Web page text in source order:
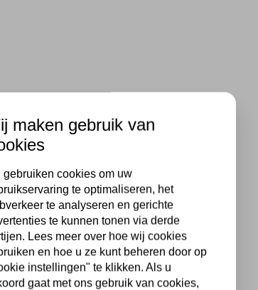
maken gebruik van
gebruiken cookies om uw
te optimaliseren, het
te analyseren en gerichte
te kunnen tonen via derde
Lees meer over hoe wij cookies
en hoe u ze kunt beheren door op
instellingen" te klikken. Als u
gaat met ons gebruik van cookies,